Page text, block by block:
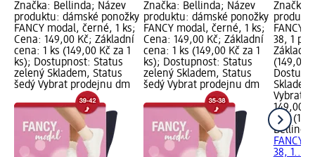
Značka: Bellinda; Název
produktu: dámské ponožky
FANCY modal, černé, 1 ks;
Cena: 149,00 Kč; Základní
cena: 1 ks (149,00 Kč za 1
ks); Dostupnost: Status
zelený Skladem, Status
šedý Vybrat prodejnu dm
Značka: Bellinda; Název
produktu: dámské ponožky
FANCY modal, černé, 1 ks;
Cena: 149,00 Kč; Základní
cena: 1 ks (149,00 Kč za 1
ks); Dostupnost: Status
zelený Skladem, Status
šedý Vybrat prodejnu dm
Značka:
FANCY
38, 1
Základní
(149,00
Vybrat
149,00
1 ks
Bellinda
FANCY
38, 1...